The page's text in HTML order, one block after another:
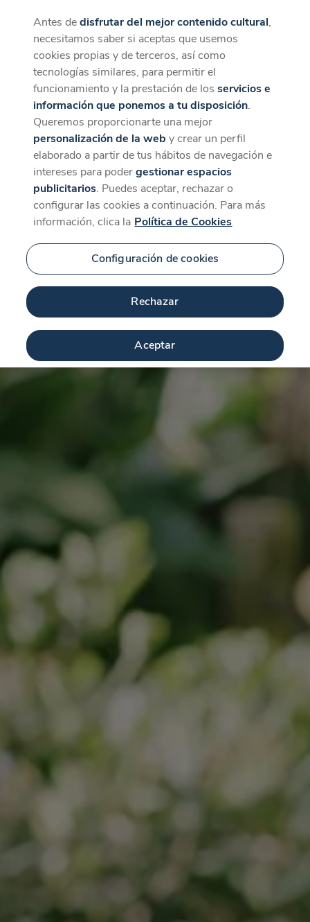
CaixaForum+
La mejor experiencia desde la App
Descargar
Antes dedisfrutar del mejor contenido cultural,
necesitamos saber si aceptas que usemos
cookies propias y de terceros, así como
tecnologías similares, para permitir el
funcionamiento y la prestación de losservicios e
información que ponemos a tu disposición.
Queremos proporcionarte una mejor
personalización de la web y crear un perfil
elaborado a partir de tus hábitos de navegación e
intereses para podergestionar espacios
publicitarios. Puedes aceptar, rechazar o
configurar las cookies a continuación. Para más
información, clica la Política de Cookies
Configuración de cookies
Rechazar
Aceptar